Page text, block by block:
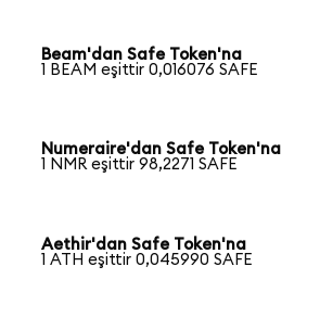
Beam'dan Safe Token'na
1 BEAM eşittir 0,016076 SAFE
Numeraire'dan Safe Token'na
1 NMR eşittir 98,2271 SAFE
Aethir'dan Safe Token'na
1 ATH eşittir 0,045990 SAFE